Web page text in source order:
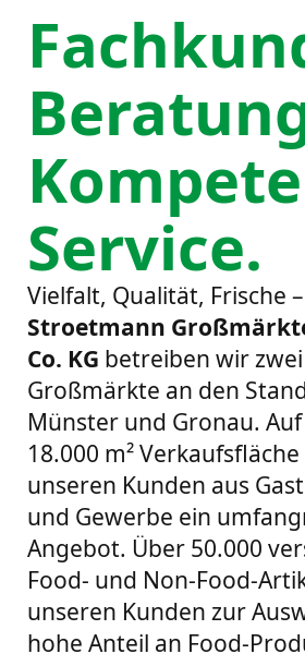
Service.
Vielfalt, Qualität, Frische –
Stroetmann Großmärkte
Co. KG betreiben wir zwei
Großmärkte an den
Münster und Gronau.
18.000 m²
unseren Kunden aus
und Gewerbe ein
Angebot. Über 50.000
Food- und Non-Food-
unseren Kunden zur
hohe Anteil an Food-